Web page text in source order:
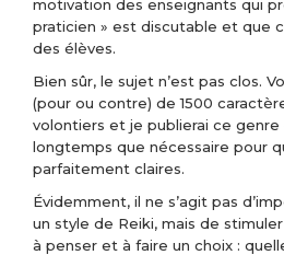
motivation des enseignants qui
praticien » est discutable et que
des élèves.
Bien sûr, le sujet n’est pas clos.
(pour ou contre) de 1500
volontiers et je publierai ce
longtemps que nécessaire pour
parfaitement claires.
Évidemment, il ne s’agit pas
un style de Reiki, mais de
à penser et à faire un choix :